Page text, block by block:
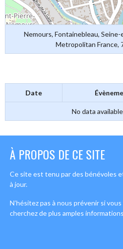
Nemours, Fontainebleau,
Metropolitan France,
Date
No data
À PROPOS DE CE SITE
Ce site est tenu par des bénévoles
à jour.
N’hésitez pas à nous prévenir si
cherchez de plus amples informations